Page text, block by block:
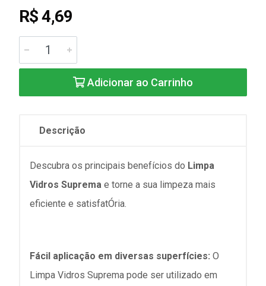
R$ 4,69
Adicionar ao Carrinho
Descrição
Descubra os principais benefícios do Limpa
Vidros Suprema e torne a sua limpeza mais
eficiente e satisfatÓria.
Fácil aplicação em diversas superfícies: O
Limpa Vidros Suprema pode ser utilizado em